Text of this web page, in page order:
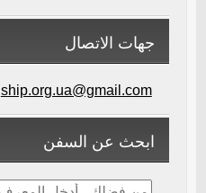
جهات الاتصال
ship.org.ua@gmail.com
ابحث عن السفن